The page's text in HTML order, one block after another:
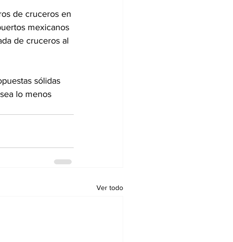
de cruceros en
mexicanos
de cruceros al
sólidas
lo menos
Ver todo